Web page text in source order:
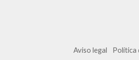
Aviso legal Política